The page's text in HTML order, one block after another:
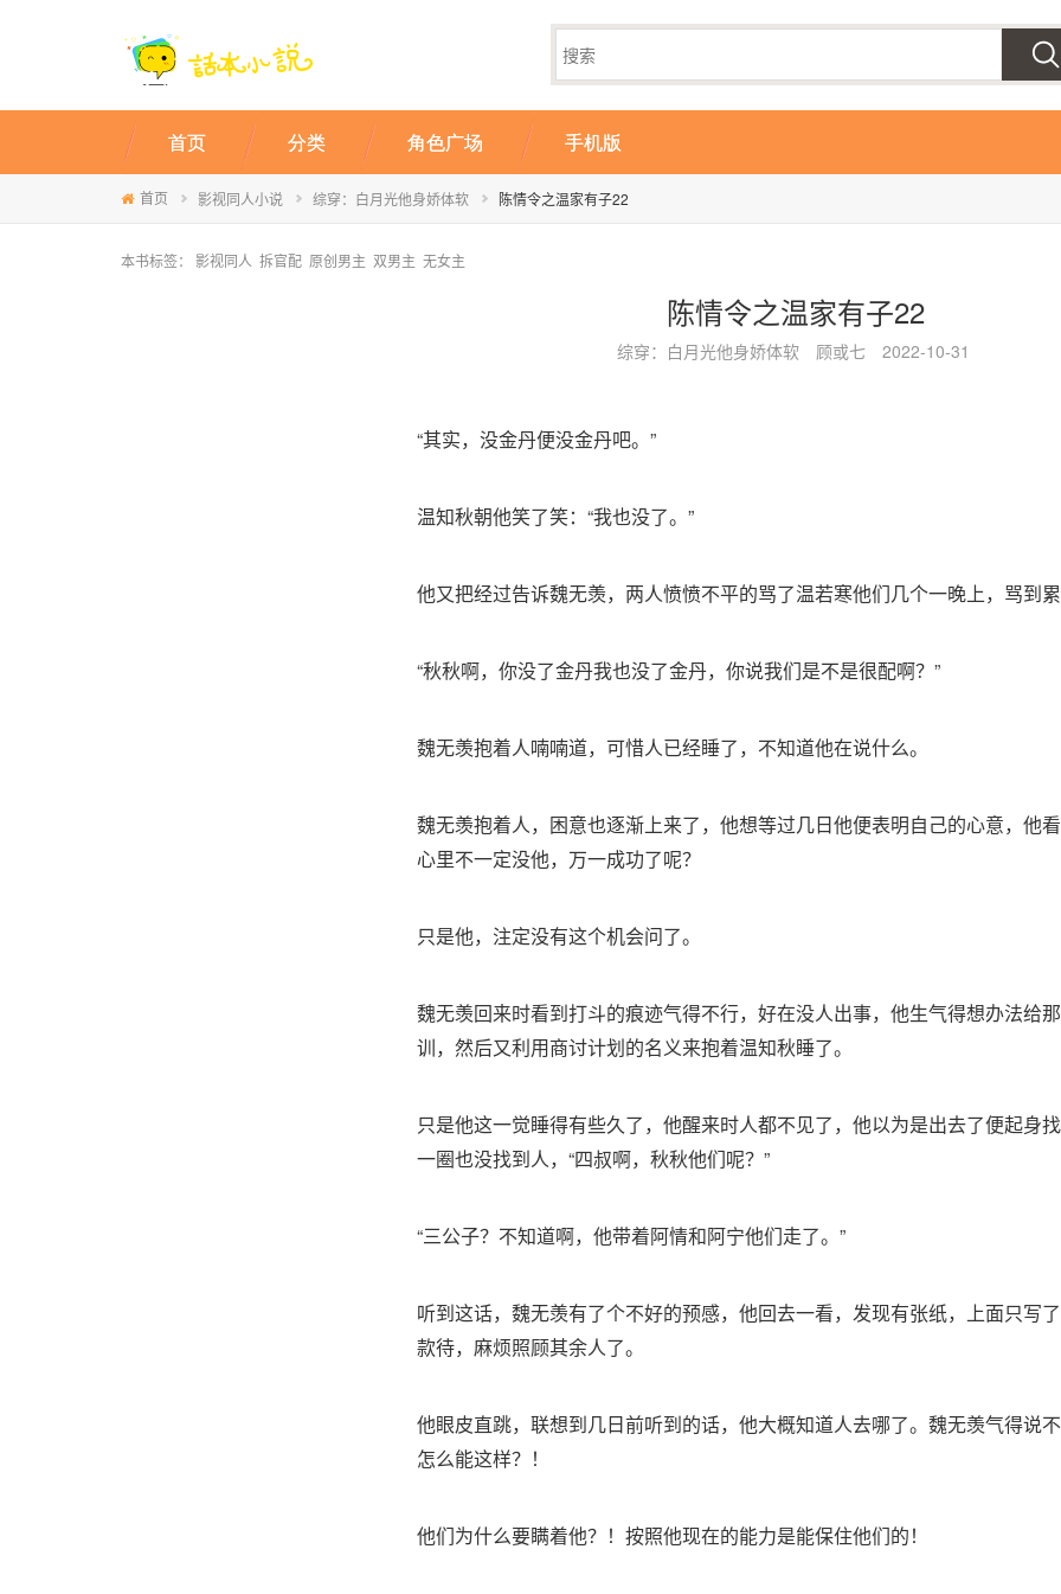
首页 分类 角色广场 手机版
首页 影视同人小说 综穿：白月光他身娇体软 陈情令之温家有子22
本书标签： 影视同人 拆官配 原创男主 双男主 无女主
陈情令之温家有子22
综穿：白月光他身娇体软 顾或七 2022-10-31
“其实，没金丹便没金丹吧。”
温知秋朝他笑了笑：“我也没了。”
他又把经过告诉魏无羡，两人愤愤不平的骂了温若寒他们几个一晚上，骂到
“秋秋啊，你没了金丹我也没了金丹，你说我们是不是很配啊？”
魏无羡抱着人喃喃道，可惜人已经睡了，不知道他在说什么。
魏无羡抱着人，困意也逐渐上来了，他想等过几日他便表明自己的心意，他
心里不一定没他，万一成功了呢？
只是他，注定没有这个机会问了。
魏无羡回来时看到打斗的痕迹气得不行，好在没人出事，他生气得想办法给
训，然后又利用商讨计划的名义来抱着温知秋睡了。
只是他这一觉睡得有些久了，他醒来时人都不见了，他以为是出去了便起身
一圈也没找到人，“四叔啊，秋秋他们呢？”
“三公子？不知道啊，他带着阿情和阿宁他们走了。”
听到这话，魏无羡有了个不好的预感，他回去一看，发现有张纸，上面只写
款待，麻烦照顾其余人了。
他眼皮直跳，联想到几日前听到的话，他大概知道人去哪了。魏无羡气得说
怎么能这样？！
他们为什么要瞒着他？！按照他现在的能力是能保住他们的！